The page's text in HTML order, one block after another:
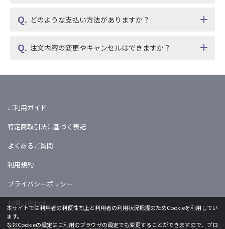
どのような支払い方法がありますか？
注文内容の変更やキャンセルはできますか？
ご利用ガイド
特定商取引法に基づく表記
よくあるご質問
利用規約
プライバシーポリシー
お問い合わせ
本サイトでは利用者の利便性向上と利用者の利用状況把握のためCookieを利用してい
ます。
なおCookieの設定はご利用のブラウザの設定でも変更することができますので、ブロ